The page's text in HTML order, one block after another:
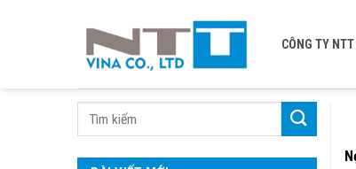
CÔNG TY